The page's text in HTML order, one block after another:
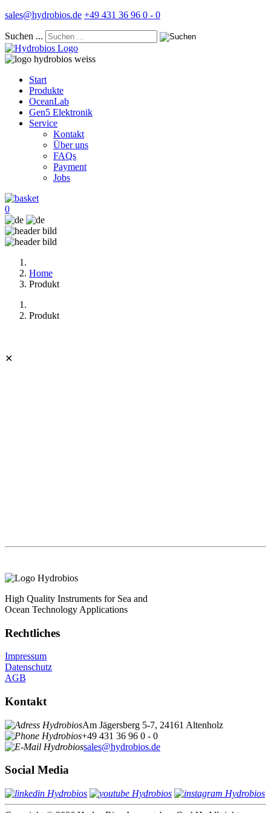
sales@hydrobios.de +49 431 36 96 0 - 0
Suchen ...
Start
Produkte
OceanLab
Gen5 Elektronik
Service
Kontakt
Über uns
FAQs
Payment
Jobs
0
Home
Produkt
Produkt
✕
High Quality Instruments for Sea and
Ocean Technology Applications
Rechtliches
Impressum
Datenschutz
AGB
Kontakt
Am Jägersberg 5-7, 24161 Altenholz
+49 431 36 96 0 - 0
sales@hydrobios.de
Social Media